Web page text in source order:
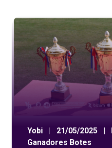
Yobi 21/05/2025
Ganadores Botes